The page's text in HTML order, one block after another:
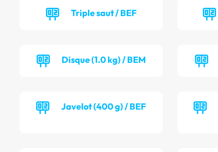
Triple saut / BEF
Disque (1.0 kg) / BEM
Javelot (400 g) / BEF